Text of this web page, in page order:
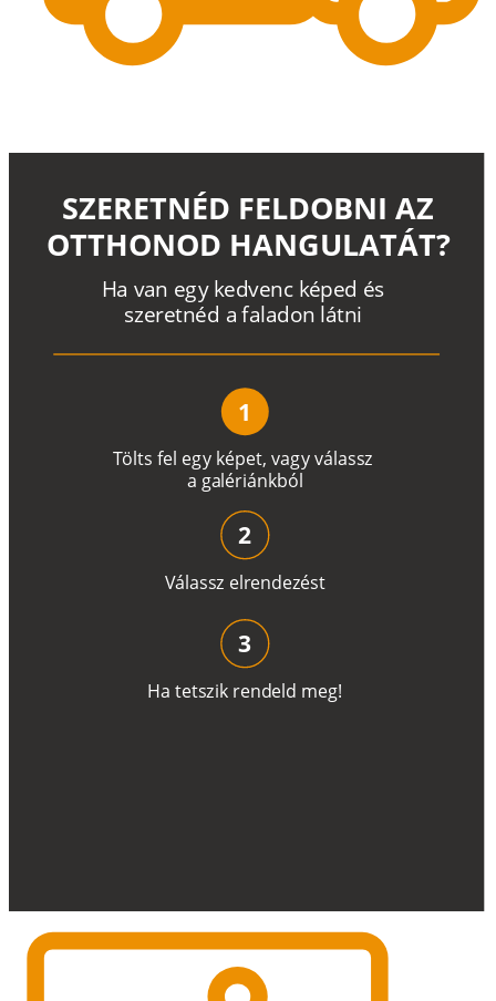
Tölts fel egy képet, vagyválassz
a galériánkból
Ha van egy kedvenc képed és
szeretnéd a faladon látni
SZERETNÉD FELDOBNI AZ
OTTHONOD HANGULATÁT?
1
Válassz elrendezést
2
Ha tetszik rendeld meg!
3